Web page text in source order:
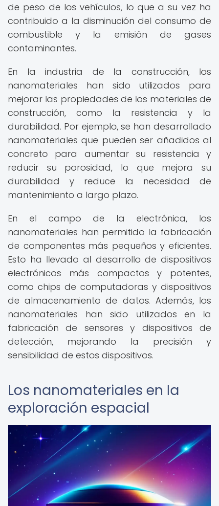
de peso de los vehículos, lo que a su vez ha
contribuido a la disminución del consumo de
combustible y la emisión de gases
contaminantes.
En la industria de la construcción, los
nanomateriales han sido utilizados para
mejorar las propiedades de los materiales de
construcción, como la resistencia y la
durabilidad. Por ejemplo, se han desarrollado
nanomateriales que pueden ser añadidos al
concreto para aumentar su resistencia y
reducir su porosidad, lo que mejora su
durabilidad y reduce la necesidad de
mantenimiento a largo plazo.
En el campo de la electrónica, los
nanomateriales han permitido la fabricación
de componentes más pequeños y eficientes.
Esto ha llevado al desarrollo de dispositivos
electrónicos más compactos y potentes,
como chips de computadoras y dispositivos
de almacenamiento de datos. Además, los
nanomateriales han sido utilizados en la
fabricación de sensores y dispositivos de
detección, mejorando la precisión y
sensibilidad de estos dispositivos.
Los nanomateriales en la
exploración espacial